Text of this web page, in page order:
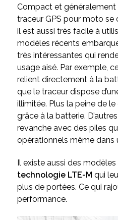
Compact et généralement
traceur GPS pour moto se
il est aussi très facile à
modèles récents
très intéressantes qui
usage aisé. Par exemple,
relient directement à la
que le traceur dispose
illimitée. Plus la peine de le
grâce à la batterie.
revanche avec des piles
opérationnels même dans
Il existe aussi des
technologie LTE-M qui
plus de portées. Ce qui
performance.